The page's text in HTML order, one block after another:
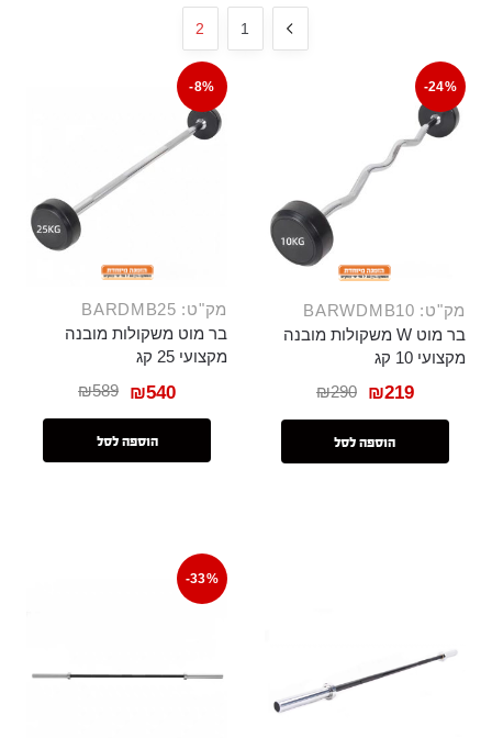
1
2
-24%
מק"ט: BARWDMB10
בר מוט W משקולות מובנה
מקצועי 10 קג
₪290 ₪219
הוספה לסל
-8%
מק"ט: BARDMB25
בר מוט משקולות מובנה
מקצועי 25 קג
₪589 ₪540
הוספה לסל
-33%